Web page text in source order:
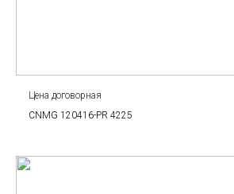
Цена договорная
CNMG 120416-PR 4225